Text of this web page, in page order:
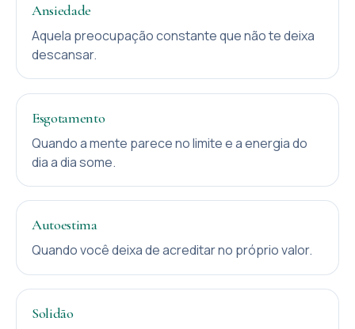
Ansiedade
Aquela preocupação constante que não te deixa
descansar.
Esgotamento
Quando a mente parece no limite e a energia do
dia a dia some.
Autoestima
Quando você deixa de acreditar no próprio valor.
Solidão